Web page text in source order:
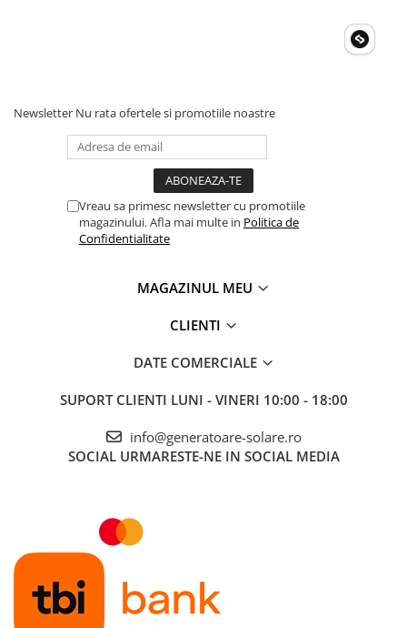
Newsletter Nu rata ofertele si promotiile noastre
Vreau sa primesc newsletter cu promotiile
magazinului. Afla mai multe in Politica de
Confidentialitate
MAGAZINUL MEU
CLIENTI
DATE COMERCIALE
SUPORT CLIENTI LUNI - VINERI 10:00 - 18:00
info@generatoare-solare.ro
SOCIAL URMARESTE-NE IN SOCIAL MEDIA